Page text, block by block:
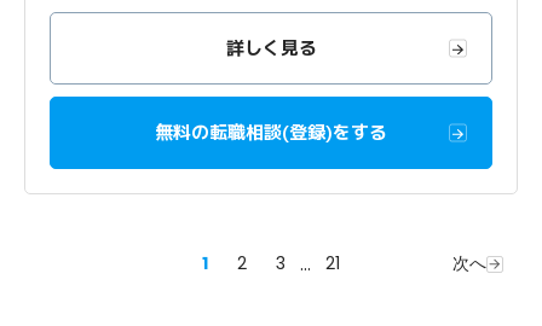
詳しく見る
無料の転職相談(登録)をする
1 2 3 ... 21 次へ